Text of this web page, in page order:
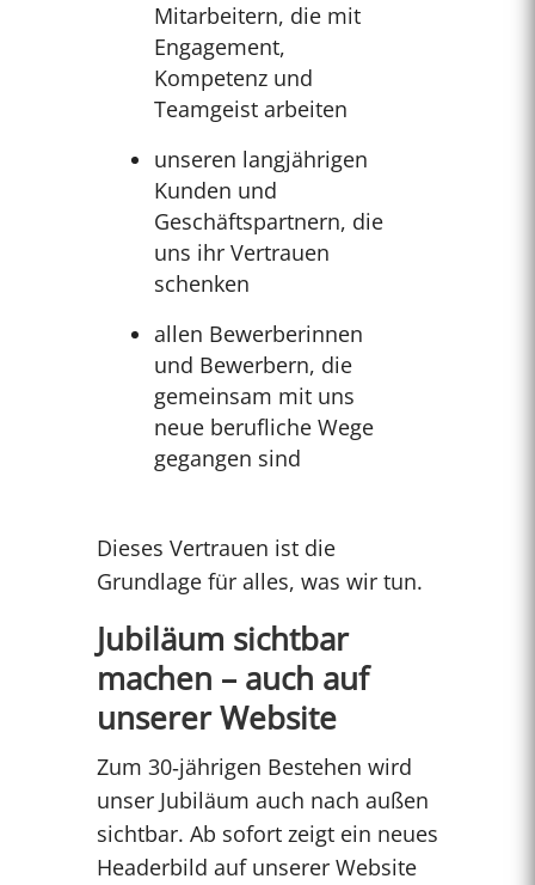
Mitarbeitern, die mit
Engagement,
Kompetenz und
Teamgeist arbeiten
unseren langjährigen
Kunden und
Geschäftspartnern, die
uns ihr Vertrauen
schenken
allen Bewerberinnen
und Bewerbern, die
gemeinsam mit uns
neue berufliche Wege
gegangen sind
Dieses Vertrauen ist die
Grundlage für alles, was wir tun.
Jubiläum sichtbar
machen – auch auf
unserer Website
Zum 30‑jährigen Bestehen wird
unser Jubiläum auch nach außen
sichtbar. Ab sofort zeigt ein neues
Headerbild auf unserer Website